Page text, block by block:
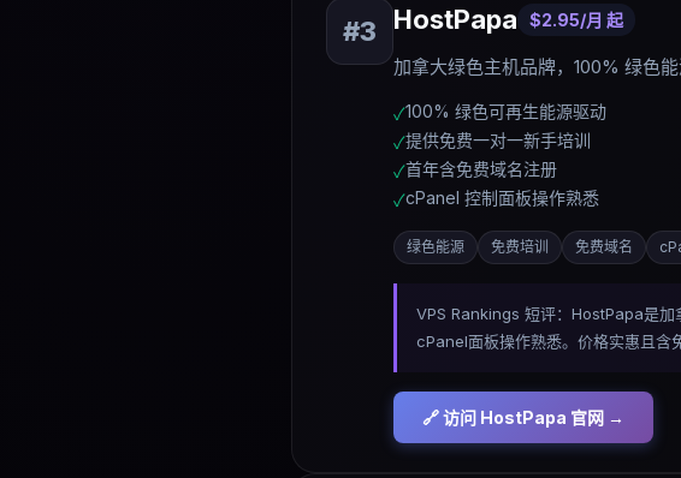
#3 HostPapa $2.95/月 起
加拿大绿色主机品牌，100% 绿色
✓100% 绿色可再生能源驱动
✓提供免费一对一新手培训
✓首年含免费域名注册
✓cPanel 控制面板操作熟悉
绿色能源 免费培训 免费域名
VPS Rankings 短评：HostPapa是加
cPanel面板操作熟悉。价格实惠且含
🔗 访问 HostPapa 官网 →